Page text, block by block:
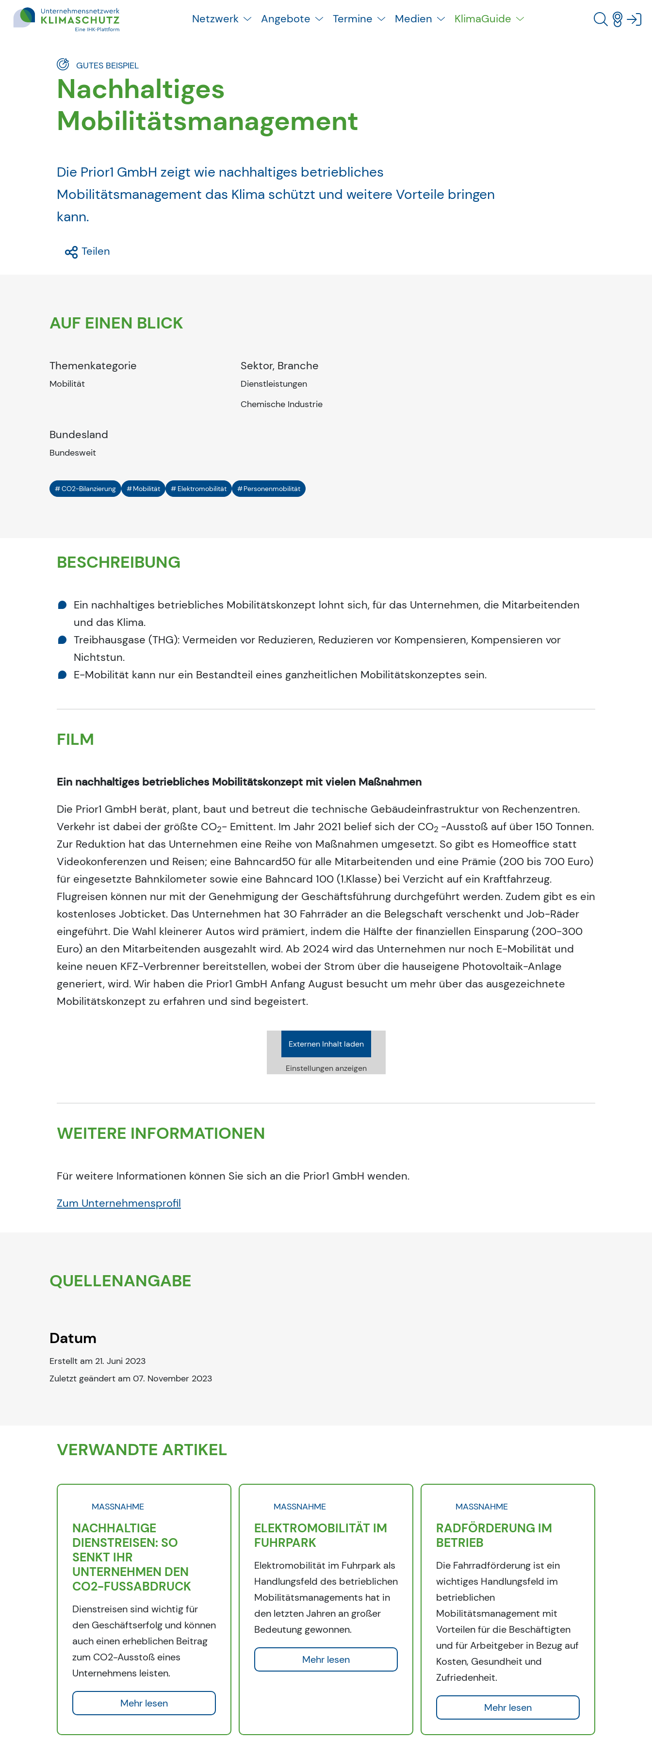
Direkt zu den Inhalten springen
Netzwerk Angebote Termine Medien KlimaGuide
GUTES BEISPIEL
Nachhaltiges
Mobilitätsmanagement
Die Prior1 GmbH zeigt wie nachhaltiges betriebliches
Mobilitätsmanagement das Klima schützt und weitere Vorteile bringen
kann.
Teilen
AUF EINEN BLICK
Themenkategorie
Mobilität
Sektor, Branche
Dienstleistungen
Chemische Industrie
Bundesland
Bundesweit
CO2-Bilanzierung Mobilität Elektromobilität Personenmobilität
BESCHREIBUNG
Ein nachhaltiges betriebliches Mobilitätskonzept lohnt sich, für das Unternehmen, die Mitarbeitenden
und das Klima.
Treibhausgase (THG): Vermeiden vor Reduzieren, Reduzieren vor Kompensieren, Kompensieren vor
Nichtstun.
E-Mobilität kann nur ein Bestandteil eines ganzheitlichen Mobilitätskonzeptes sein.
FILM
Ein nachhaltiges betriebliches Mobilitätskonzept mit vielen Maßnahmen
Die Prior1 GmbH berät, plant, baut und betreut die technische Gebäudeinfrastruktur von Rechenzentren.
Verkehr ist dabei der größte CO2- Emittent. Im Jahr 2021 belief sich der CO2 -Ausstoß auf über 150 Tonnen.
Zur Reduktion hat das Unternehmen eine Reihe von Maßnahmen umgesetzt. So gibt es Homeoffice statt
Videokonferenzen und Reisen; eine Bahncard50 für alle Mitarbeitenden und eine Prämie (200 bis 700 Euro)
für eingesetzte Bahnkilometer sowie eine Bahncard 100 (1.Klasse) bei Verzicht auf ein Kraftfahrzeug.
Flugreisen können nur mit der Genehmigung der Geschäftsführung durchgeführt werden. Zudem gibt es ein
kostenloses Jobticket. Das Unternehmen hat 30 Fahrräder an die Belegschaft verschenkt und Job-Räder
eingeführt. Die Wahl kleinerer Autos wird prämiert, indem die Hälfte der finanziellen Einsparung (200-300
Euro) an den Mitarbeitenden ausgezahlt wird. Ab 2024 wird das Unternehmen nur noch E-Mobilität und
keine neuen KFZ-Verbrenner bereitstellen, wobei der Strom über die hauseigene Photovoltaik-Anlage
generiert, wird. Wir haben die Prior1 GmbH Anfang August besucht um mehr über das ausgezeichnete
Mobilitätskonzept zu erfahren und sind begeistert.
Externen Inhalt laden
Einstellungen anzeigen
WEITERE INFORMATIONEN
Für weitere Informationen können Sie sich an die Prior1 GmbH wenden.
Zum Unternehmensprofil
QUELLENANGABE
Datum
Erstellt am 21. Juni 2023
Zuletzt geändert am 07. November 2023
VERWANDTE ARTIKEL
MASSNAHME
NACHHALTIGE
DIENSTREISEN: SO
SENKT IHR
UNTERNEHMEN DEN
CO2-FUSSABDRUCK
Dienstreisen sind wichtig für
den Geschäftserfolg und können
auch einen erheblichen Beitrag
zum CO2-Ausstoß eines
Unternehmens leisten.
Mehr lesen
MASSNAHME
ELEKTROMOBILITÄT IM
FUHRPARK
Elektromobilität im Fuhrpark als
Handlungsfeld des betrieblichen
Mobilitätsmanagements hat in
den letzten Jahren an großer
Bedeutung gewonnen.
Mehr lesen
MASSNAHME
RADFÖRDERUNG IM
BETRIEB
Die Fahrradförderung ist ein
wichtiges Handlungsfeld im
betrieblichen
Mobilitätsmanagement mit
Vorteilen für die Beschäftigten
und für Arbeitgeber in Bezug auf
Kosten, Gesundheit und
Zufriedenheit.
Mehr lesen